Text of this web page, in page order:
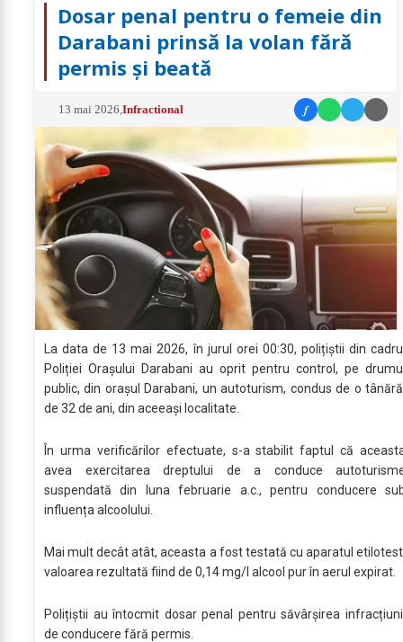
Dosar penal pentru o femeie din
Darabani prinsă la volan fără
permis și beată
13 mai 2026 ,Infractional f
La data de 13 mai 2026, în jurul orei 00:30, polițiștii din
Poliției Orașului Darabani au oprit pentru control, pe
public, din orașul Darabani, un autoturism, condus de o
de 32 de ani, din aceeași localitate.
În urma verificărilor efectuate, s-a stabilit faptul că
avea exercitarea dreptului de a conduce
suspendată din luna februarie a.c., pentru conducere
influența alcoolului.
Mai mult decât atât, aceasta a fost testată cu aparatul
valoarea rezultată fiind de 0,14 mg/l alcool pur în aerul expirat.
Polițiștii au întocmit dosar penal pentru săvârșirea
de conducere fără permis.